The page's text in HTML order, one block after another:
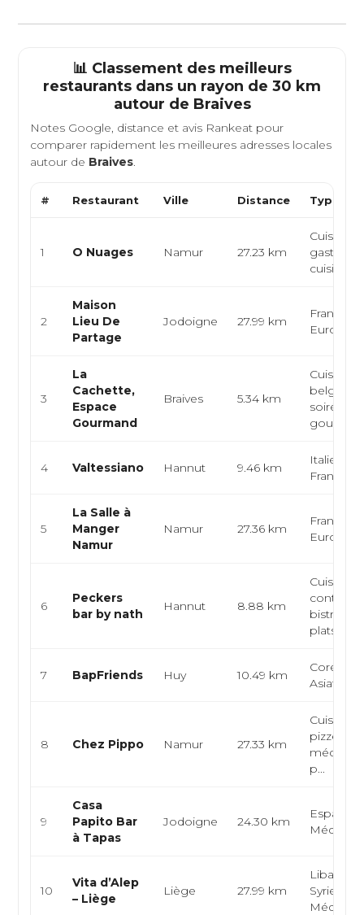
📊 Classement des meilleurs
restaurants dans un rayon de 30 km
autour de Braives
Notes Google, distance et avis Rankeat pour
comparer rapidement les meilleures adresses locales
autour de Braives.
# Restaurant Ville Distance Type de
1 O Nuages Namur 27.23 km
Cuisine
cuisine
2
Maison
Lieu De
Partage
Jodoigne 27.99 km
3
La
Cachette,
Espace
Gourmand
Braives 5.34 km
Cuisine
belge,
soirées
4 Valtessiano Hannut 9.46 km
Italienne,
Française
5
La Salle à
Manger
Namur
Namur 27.36 km
6
Peckers
bar by nath
Hannut 8.88 km
Cuisine
bistro
plats...
7 BapFriends Huy 10.49 km
Asiatique
8 Chez Pippo Namur 27.33 km
Cuisine
pizzeria,
p...
9
Casa
Papito Bar
à Tapas
Jodoigne 24.30 km
10
Vita d’Alep
– Liège
Liège 27.99 km
Syrienne,